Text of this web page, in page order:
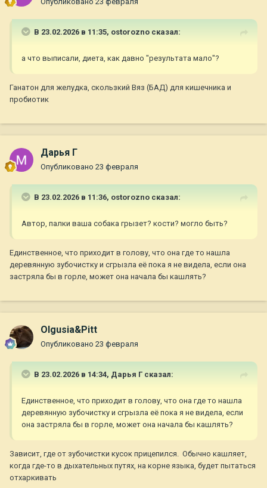
В 23.02.2026 в 11:35, ostorozno сказал:
а что выписали, диета, как давно "результата мало"?
Ганатон для желудка, скользкий Вяз (БАД) для кишечника и
пробиотик
Дарья Г
Опубликовано 23 февраля
В 23.02.2026 в 11:36, ostorozno сказал:
Автор, палки ваша собака грызет? кости? могло быть?
Единственное, что приходит в голову, что она где то нашла
деревянную зубочистку и сгрызла её пока я не видела, если она
застряла бы в горле, может она начала бы кашлять?
Olgusia&Pitt
Опубликовано 23 февраля
В 23.02.2026 в 14:34, Дарья Г сказал:
Единственное, что приходит в голову, что она где то нашла
деревянную зубочистку и сгрызла её пока я не видела, если
она застряла бы в горле, может она начала бы кашлять?
Зависит, где от зубочистки кусок прицепился. Обычно кашляет,
когда где-то в дыхательных путях, на корне языка, будет пытаться
отхаркивать